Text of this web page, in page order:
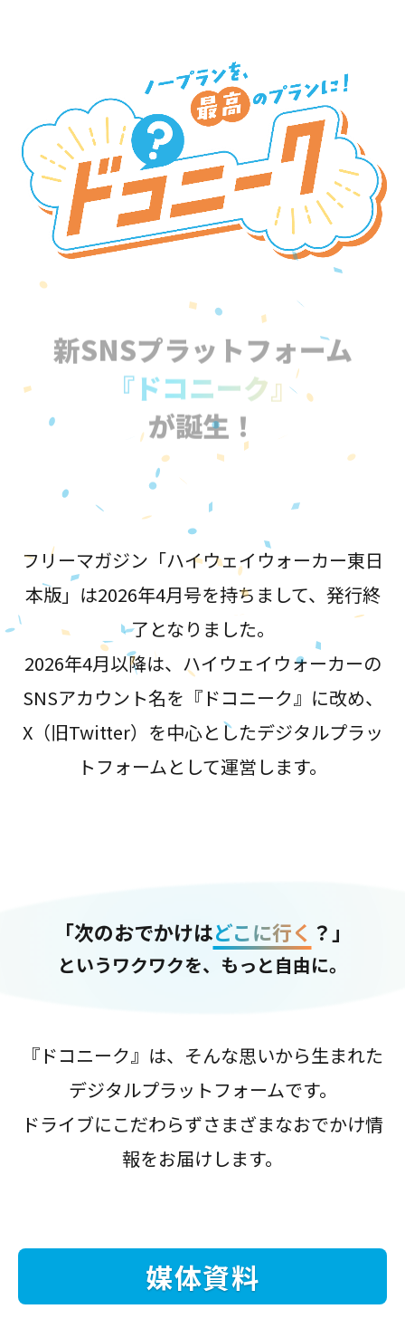
新SNSプラットフォーム
『ドコニーク』
が誕生！
フリーマガジン「ハイウェイウォーカー東日
本版」は2026年4月号を持ちまして、発行終
了となりました。
2026年4月以降は、ハイウェイウォーカーの
SNSアカウント名を『ドコニーク』に改め、
X（旧Twitter）を中心としたデジタルプラッ
トフォームとして運営します。
「次のおでかけはどこに行く ？」
というワクワクを、もっと自由に。
『ドコニーク』は、そんな思いから生まれた
デジタルプラットフォームです。
ドライブにこだわらずさまざまなおでかけ情
報をお届けします。
媒体資料